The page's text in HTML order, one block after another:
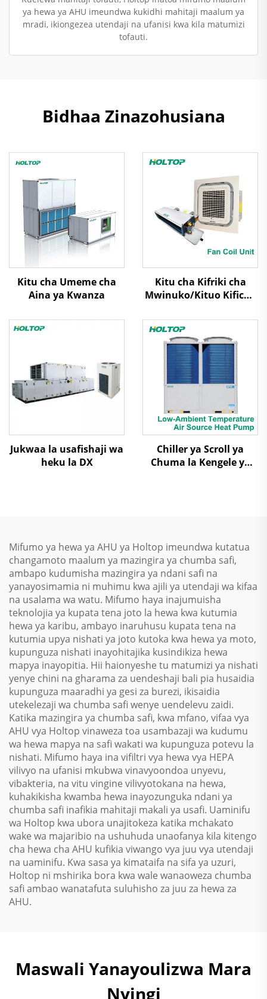
ya hewa ya AHU imeundwa kukidhi mahitaji maalum ya
mradi, ikiongezea utendaji na ufanisi kwa kila matumizi
tofauti.
Bidhaa Zinazohusiana
Kitu cha Umeme cha
Aina ya Kwanza
Kitu cha Kifriki cha
Mwinuko/Kituo Kificho
Jukwaa la usafishaji wa
heku la DX
Chiller ya Scroll ya
Chuma la Kengele ya
Mifumo ya hewa ya AHU ya Holtop imeundwa kutatua
changamoto maalum ya mazingira ya chumba safi,
ambapo kudumisha mazingira ya ndani safi na
yanayosimamia ni muhimu kwa ajili ya utendaji wa kifaa
na usalama wa watu. Mifumo haya inajumuisha
teknolojia ya kupata tena joto la hewa kwa kutumia
hewa ya karibu, ambayo inaruhusu kupata tena na
kutumia upya nishati ya joto kutoka kwa hewa ya moto,
kupunguza nishati inayohitajika kusindikiza hewa
mapya inayopitia. Hii haionyeshe tu matumizi ya nishati
yenye chini na gharama za uendeshaji bali pia husaidia
kupunguza maaradhi ya gesi za burezi, ikisaidia
utekelezaji wa chumba safi wenye uendelevu zaidi.
Katika mazingira ya chumba safi, kwa mfano, vifaa vya
AHU vya Holtop vinaweza toa usambazaji wa kudumu
wa hewa mapya na safi wakati wa kupunguza potevu la
nishati. Mifumo haya ina vifiltri vya hewa vya HEPA
vilivyo na ufanisi mkubwa vinavyoondoa unyevu,
vibakteria, na vitu vingine vilivyotokana na hewa,
kuhakikisha kwamba hewa inayozunguka ndani ya
chumba safi inafikia mahitaji makali ya usafi. Uaminifu
wa Holtop kwa ubora unajitokeza katika mchakato
wake wa majaribio na ushuhuda unaofanya kila kitengo
cha hewa cha AHU kufikia viwango vya juu vya utendaji
na uaminifu. Kwa sasa ya kimataifa na sifa ya uzuri,
Holtop ni mshirika bora kwa wale wanaoweza chumba
safi ambao wanatafuta suluhisho za juu za hewa za
AHU.
Maswali Yanayoulizwa Mara
Nyingi